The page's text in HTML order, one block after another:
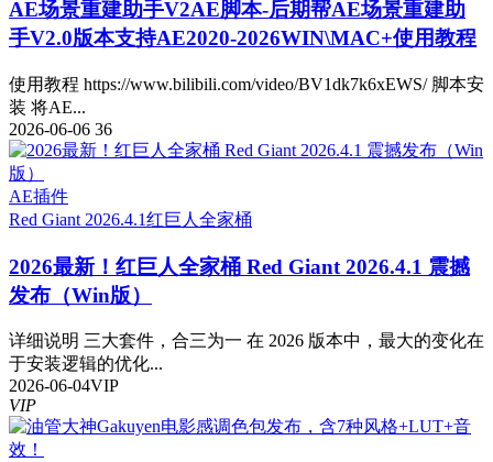
AE场景重建助手V2AE脚本-后期帮AE场景重建助
手V2.0版本支持AE2020-2026WIN\MAC+使用教程
使用教程 https://www.bilibili.com/video/BV1dk7k6xEWS/ 脚本安
装 将AE...
2026-06-06 36
AE插件
Red Giant 2026.4.1红巨人全家桶
2026最新！红巨人全家桶 Red Giant 2026.4.1 震撼
发布（Win版）
详细说明 三大套件，合三为一 在 2026 版本中，最大的变化在
于安装逻辑的优化...
2026-06-04VIP
VIP